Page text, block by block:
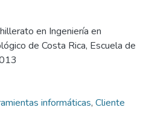
en Ingeniería en
de Costa Rica, Escuela de
informáticas, Cliente